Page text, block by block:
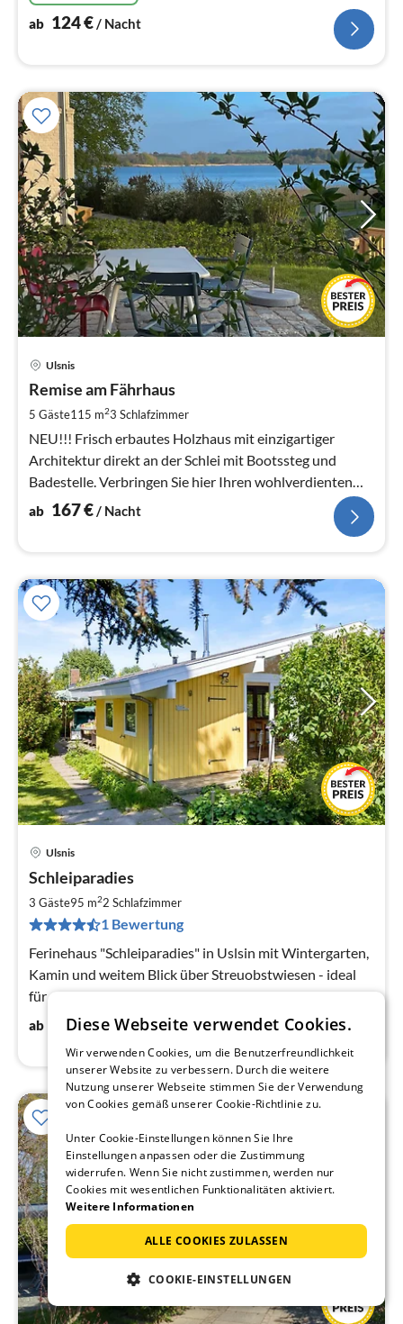
ab 124€/ Nacht
Ulsnis
Remise am Fährhaus
5 Gäste115 m23 Schlafzimmer
NEU!!! Frisch erbautes Holzhaus mit einzigartiger
Architektur direkt an der Schlei mit Bootssteg und
Badestelle. Verbringen Sie hier Ihren wohlverdienten
Urlaub auf ca.
ab 167€/ Nacht
Ulsnis
Schleiparadies
3 Gäste95 m22 Schlafzimmer
1 Bewertung
Ferinehaus "Schleiparadies" in Uslsin mit Wintergarten,
Kamin und weitem Blick über Streuobstwiesen - ideal
für ruhige Auszeiten inmitten der Natur.
ab 96€ / Nacht
Diese Webseite verwendet Cookies.
Wir verwenden Cookies, um die Benutzerfreundlichkeit
unserer Website zu verbessern. Durch die weitere
Nutzung unserer Webseite stimmen Sie der Verwendung
von Cookies gemäß unserer Cookie-Richtlinie zu.
Unter Cookie-Einstellungen können Sie Ihre
Einstellungen anpassen oder die Zustimmung
widerrufen. Wenn Sie nicht zustimmen, werden nur
Cookies mit wesentlichen Funktionalitäten aktiviert.
Weitere Informationen
ALLE COOKIES ZULASSEN
COOKIE-EINSTELLUNGEN